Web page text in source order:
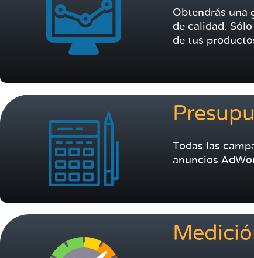
Obtendrás una
de calidad.
de tus
Todas las
anuncios